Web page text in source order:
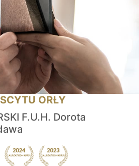
ORŁY
F.U.H. Dorota